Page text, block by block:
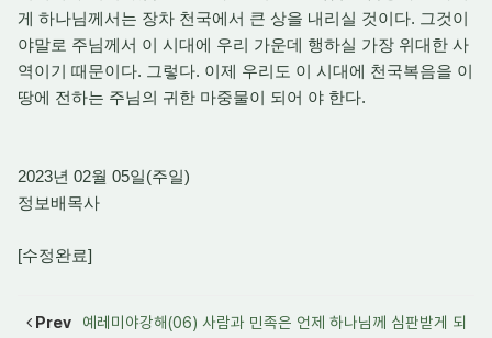
게 하나님께서는 장차 천국에서 큰 상을 내리실 것이다. 그것이
야말로 주님께서 이 시대에 우리 가운데 행하실 가장 위대한 사
역이기 때문이다. 그렇다. 이제 우리도 이 시대에 천국복음을 이
땅에 전하는 주님의 귀한 마중물이 되어 야 한다.
2023년 02월 05일(주일)
정보배목사
[수정완료]
Prev
예레미야강해(06) 사람과 민족은 언제 하나님께 심판받게 되